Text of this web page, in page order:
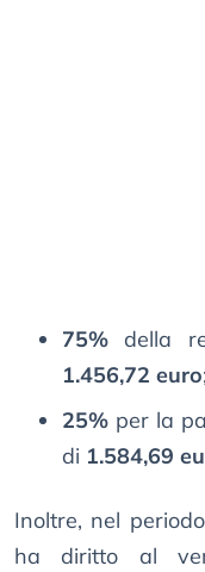
75% della
1.456,72 euro;
25% per la
di 1.584,69
Inoltre, nel
ha diritto al